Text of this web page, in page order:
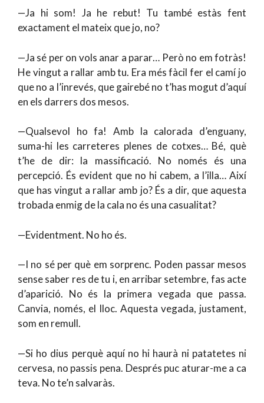
—Ja hi som! Ja he rebut! Tu també estàs fent
exactament el mateix que jo, no?
—Ja sé per on vols anar a parar… Però no em fotràs!
He vingut a rallar amb tu. Era més fàcil fer el camí jo
que no a l’inrevés, que gairebé no t’has mogut d’aquí
en els darrers dos mesos.
—Qualsevol ho fa! Amb la calorada d’enguany,
suma-hi les carreteres plenes de cotxes… Bé, què
t’he de dir: la massificació. No només és una
percepció. És evident que no hi cabem, a l’illa… Així
que has vingut a rallar amb jo? És a dir, que aquesta
trobada enmig de la cala no és una casualitat?
—Evidentment. No ho és.
—I no sé per què em sorprenc. Poden passar mesos
sense saber res de tu i, en arribar setembre, fas acte
d’aparició. No és la primera vegada que passa.
Canvia, només, el lloc. Aquesta vegada, justament,
som en remull.
—Si ho dius perquè aquí no hi haurà ni patatetes ni
cervesa, no passis pena. Després puc aturar-me a ca
teva. No te’n salvaràs.